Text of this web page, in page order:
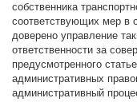
собственника
соответствующих мер в
доверено управление
ответственности за
предусмотренного
административных
административный